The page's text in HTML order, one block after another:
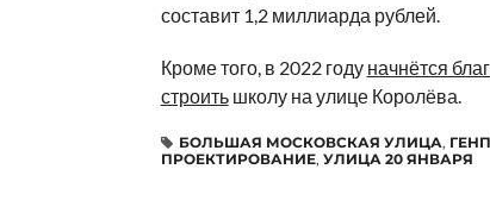
составит 1,2 миллиарда рублей.
Кроме того, в 2022 году начнётся
строитьшколу на улице Королёва.
БОЛЬШАЯ МОСКОВСКАЯ УЛИЦА,
ПРОЕКТИРОВАНИЕ, УЛИЦА 20 ЯНВАРЯ